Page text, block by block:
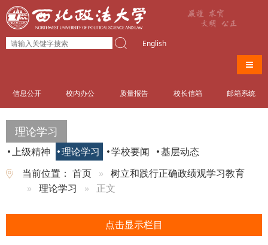
English
导航
信息公开 校内办公 质量报告 校长信箱 邮箱系统
理论学习
上级精神 理论学习 学校要闻
基层动态
当前位置： 首页
树立和践行正确政绩观学习教育
理论学习
正文
点击显示栏目